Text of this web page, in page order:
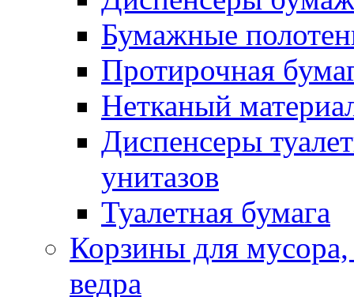
Бумажные
Протирочная
Нетканый
Диспенсеры
унитазов
Туалетная бумага
Корзины для
ведра